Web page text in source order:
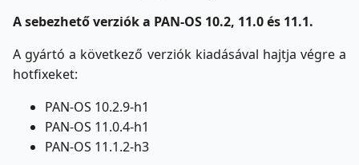
A sebezhető verziók a PAN-OS 10.2, 11.0 és 11.1.
A gyártó a következő verziók kiadásával hajtja végre a
hotfixeket:
PAN-OS 10.2.9-h1
PAN-OS 11.0.4-h1
PAN-OS 11.1.2-h3